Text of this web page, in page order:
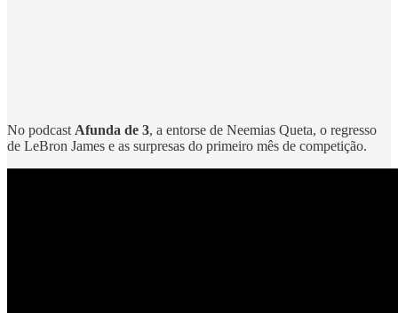
No podcastAfunda de 3, a entorse de Neemias Queta, o regresso
de LeBron James e as surpresas do primeiro mês de competição.